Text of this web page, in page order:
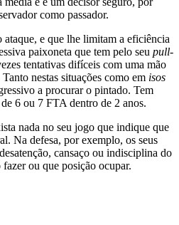
como passador.
ataque, e que lhe limitam a eficiência
paixoneta que tem pelo seu pull-
tentativas difíceis com uma mão
nestas situações como em isos
a procurar o pintado. Tem
6 ou 7 FTA dentro de 2 anos.
nada no seu jogo que indique que
Na defesa, por exemplo, os seus
cansaço ou indisciplina do
ou que posição ocupar.